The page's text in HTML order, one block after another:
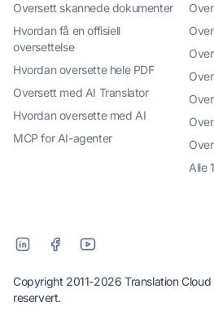
Oversett skannede dokumenter
Hvordan få en offisiell
oversettelse
Hvordan oversette hele PDF
Oversett med AI Translator
Hvordan oversette med AI
MCP for AI-agenter
Alle
Copyright 2011-2026 Translation
reservert.